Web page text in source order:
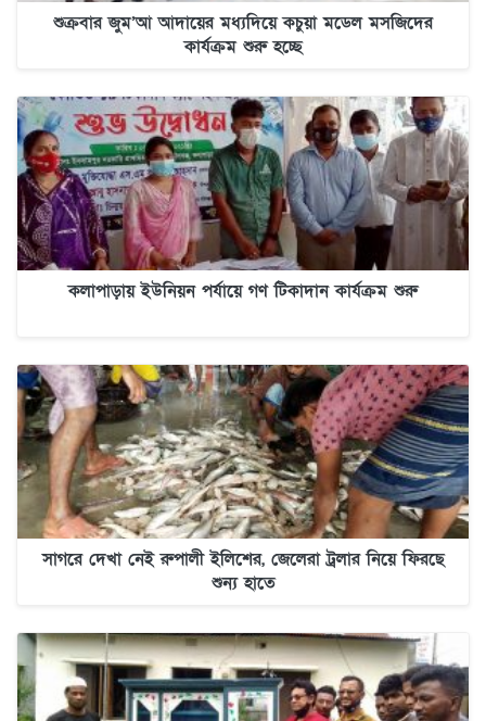
শুক্রবার জুম’আ আদায়ের মধ্যদিয়ে কচুয়া মডেল মসজিদের
কার্যক্রম শুরু হচ্ছে
কলাপাড়ায় ইউনিয়ন পর্যায়ে গণ টিকাদান কার্যক্রম শুরু
সাগরে দেখা নেই রুপালী ইলিশের, জেলেরা ট্রলার নিয়ে ফিরছে
শুন্য হাতে